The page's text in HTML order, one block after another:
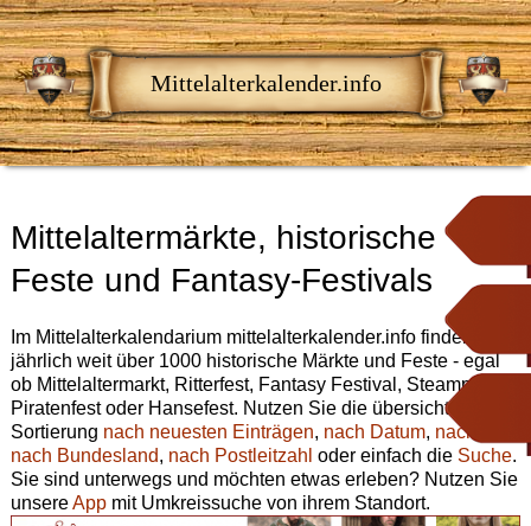
Mittelalterkalender.info
Mittelaltermärkte, historische
Feste und Fantasy-Festivals
Im Mittelalterkalendarium mittelalterkalender.info finden Sie
jährlich weit über 1000 historische Märkte und Feste - egal
ob Mittelaltermarkt, Ritterfest, Fantasy Festival, Steampunk,
Piratenfest oder Hansefest. Nutzen Sie die übersichtliche
Sortierung nach neuesten Einträgen, nach Datum, nach Ort
nach Bundesland, nach Postleitzahl oder einfach die Suche.
Sie sind unterwegs und möchten etwas erleben? Nutzen Sie
unsereAppmit Umkreissuche von ihrem Standort.